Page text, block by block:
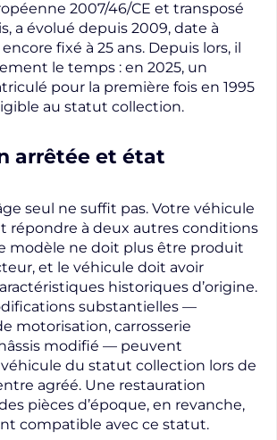
2007/46/CE et transposé
a évolué depuis 2009, date à
fixé à 25 ans. Depuis lors, il
le temps : en 2025, un
pour la première fois en 1995
au statut collection.
arrêtée et état
seul ne suffit pas. Votre véhicule
répondre à deux autres conditions
modèle ne doit plus être produit
et le véhicule doit avoir
historiques d’origine.
substantielles —
motorisation, carrosserie
modifié — peuvent
du statut collection lors de
agréé. Une restauration
pièces d’époque, en revanche,
compatible avec ce statut.